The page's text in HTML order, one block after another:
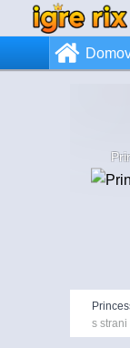
s strani